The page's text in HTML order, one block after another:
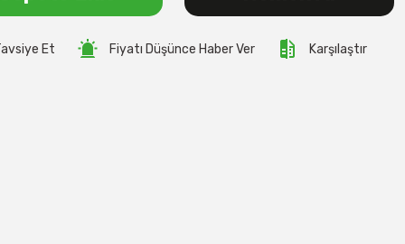
Et Fiyatı Düşünce Haber Ver Karşılaştır